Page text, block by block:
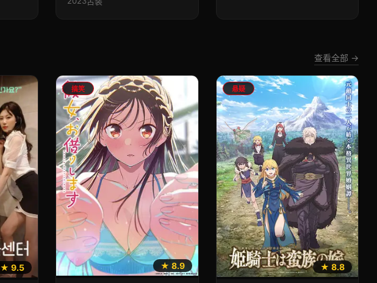
查看全部 →
★ 9.5
搞笑
★ 8.9
悬疑
★ 8.8